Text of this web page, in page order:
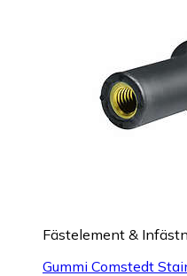
Fästelement &
Gummi Comstedt